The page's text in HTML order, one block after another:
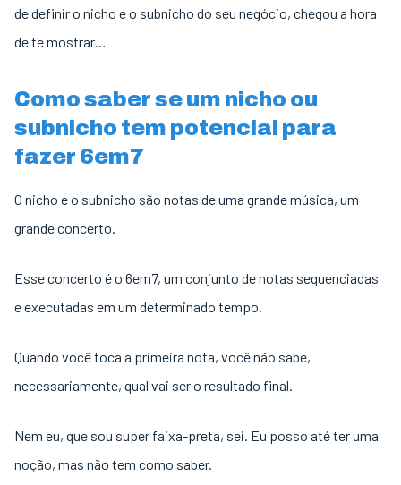
de definir o nicho e o subnicho do seu negócio, chegou a hora
de te mostrar…
Como saber se um nicho ou
subnicho tem potencial para
fazer 6em7
O nicho e o subnicho são notas de uma grande música, um
grande concerto.
Esse concerto é o 6em7, um conjunto de notas sequenciadas
e executadas em um determinado tempo.
Quando você toca a primeira nota, você não sabe,
necessariamente, qual vai ser o resultado final.
Nem eu, que sou super faixa-preta, sei. Eu posso até ter uma
noção, mas não tem como saber.